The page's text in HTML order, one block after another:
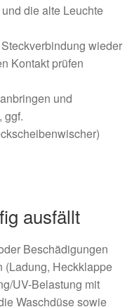
die alte Leuchte
wieder
Kontakt prüfen
und
ggf.
ausfällt
Beschädigungen
(Ladung, Heckklappe
UV-Belastung mit
Waschdüse sowie